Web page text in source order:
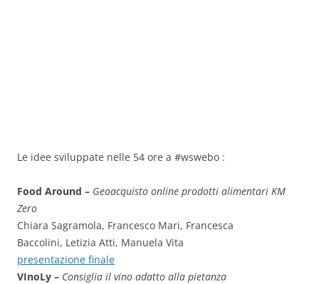
Le idee sviluppate nelle 54 ore a #wswebo :
Food Around – Geoacquisto online prodotti alimentari KM
Zero
Chiara Sagramola, Francesco Mari, Francesca
Baccolini, Letizia Atti, Manuela Vita
presentazione finale
VInoLy – Consiglia il vino adatto alla pietanza